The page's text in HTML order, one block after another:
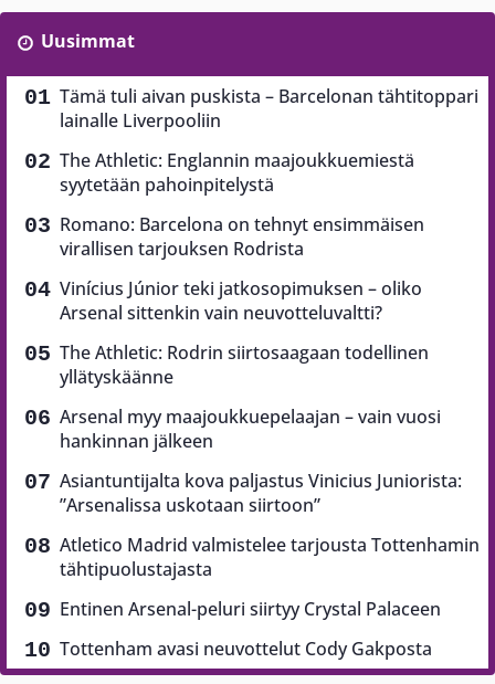
Uusimmat
Tämä tuli aivan puskista – Barcelonan tähtitoppari
lainalle Liverpooliin
The Athletic: Englannin maajoukkuemiestä
syytetään pahoinpitelystä
Romano: Barcelona on tehnyt ensimmäisen
virallisen tarjouksen Rodrista
Vinícius Júnior teki jatkosopimuksen – oliko
Arsenal sittenkin vain neuvotteluvaltti?
The Athletic: Rodrin siirtosaagaan todellinen
yllätyskäänne
Arsenal myy maajoukkuepelaajan – vain vuosi
hankinnan jälkeen
Asiantuntijalta kova paljastus Vinicius Juniorista:
”Arsenalissa uskotaan siirtoon”
Atletico Madrid valmistelee tarjousta Tottenhamin
tähtipuolustajasta
Entinen Arsenal-peluri siirtyy Crystal Palaceen
Tottenham avasi neuvottelut Cody Gakposta